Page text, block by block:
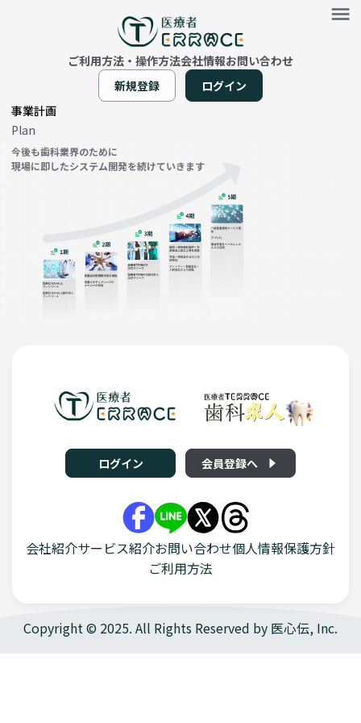
ご利用方法・操作方法会社情報お問い合わせ
新規登録
ログイン
事業計画
Plan
今後も歯科業界のために
現場に即したシステム開発を続けていきます
ログイン 会員登録へ
会社紹介サービス紹介お問い合わせ個人情報保護方針
ご利用方法
Copyright © 2025. All Rights Reserved by 医心伝, Inc.